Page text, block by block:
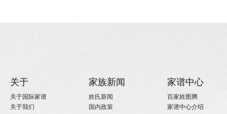
关于
关于国际家谱
关于我们
家族新闻
姓氏新闻
国内政策
家谱中心
百家姓图腾
家谱中心介绍